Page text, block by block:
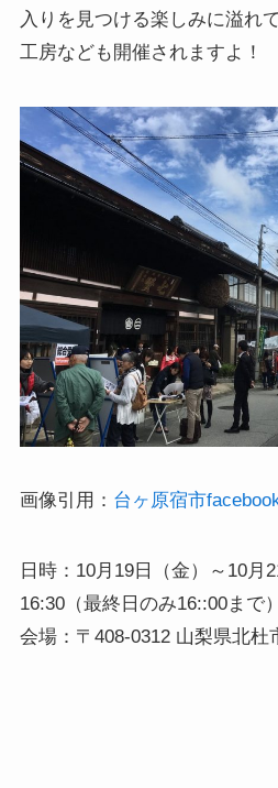
入りを見つける楽しみに溢れ
工房なども開催されますよ！
画像引用： 台ヶ原宿市
日時：10月19日（金）～10月
16:30（最終日のみ16::00まで）
会場：〒408-0312 山梨県北杜